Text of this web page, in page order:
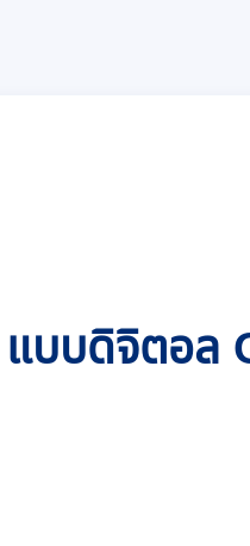
บบดิจิตอล